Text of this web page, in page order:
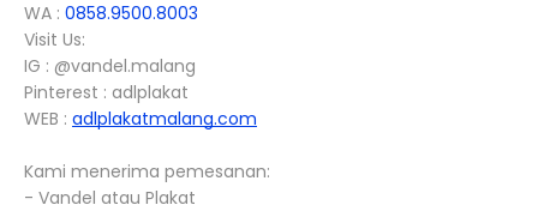
WA : 0858.9500.8003
Visit Us:
IG : @vandel.malang
Pinterest : adlplakat
WEB : adlplakatmalang.com
Kami menerima pemesanan:
- Vandel atau Plakat